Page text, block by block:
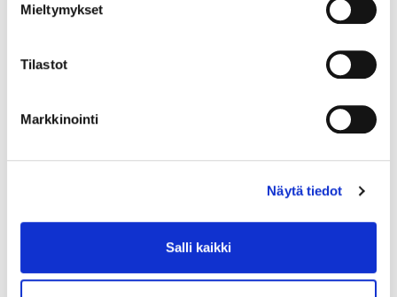
Mieltymykset
Tilastot
Markkinointi
Näytä tiedot
Salli kaikki